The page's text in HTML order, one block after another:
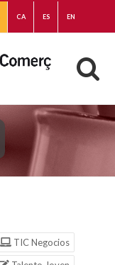
CA ES EN
TIC Negocios